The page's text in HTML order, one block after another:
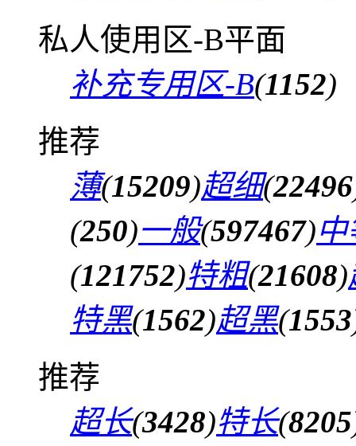
私人使用区-B平面
补充专用区-B(1152)
推荐
薄(15209)超细(22496
(250)一般(597467)
(121752)特粗(21608)
特黑(1562)超黑(1553
推荐
超长(3428)特长(8205